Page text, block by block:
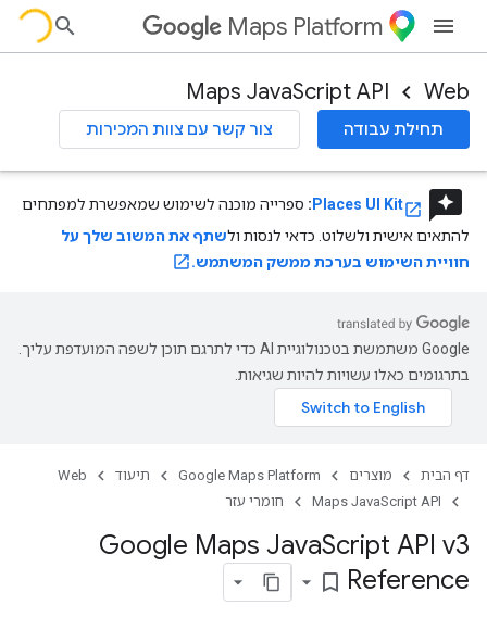
Maps Platform
Web
Maps JavaScript API
תחילת עבודה צור קשר עם צוות המכירות
reviews
Places UI Kit
: ספרייה מוכנה לשימוש שמאפשרת למפתחים
להתאים אישית ולשלוט. כדאי לנסות ולשתף את המשוב שלך על
חוויית השימוש בערכת ממשק המשתמש.
‫Google משתמשת בטכנולוגיית AI כדי לתרגם תוכן לשפה המועדפת עליך.
בתרגומים כאלו עשויות להיות שגיאות.
דף הבית מוצרים Google Maps Platform תיעוד
Web
Maps JavaScript API
חומרי עזר
Google Maps JavaScript API v3
Reference
bookmark_border